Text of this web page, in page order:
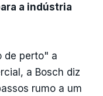
a indústria
de perto" a
a Bosch diz
rumo a um